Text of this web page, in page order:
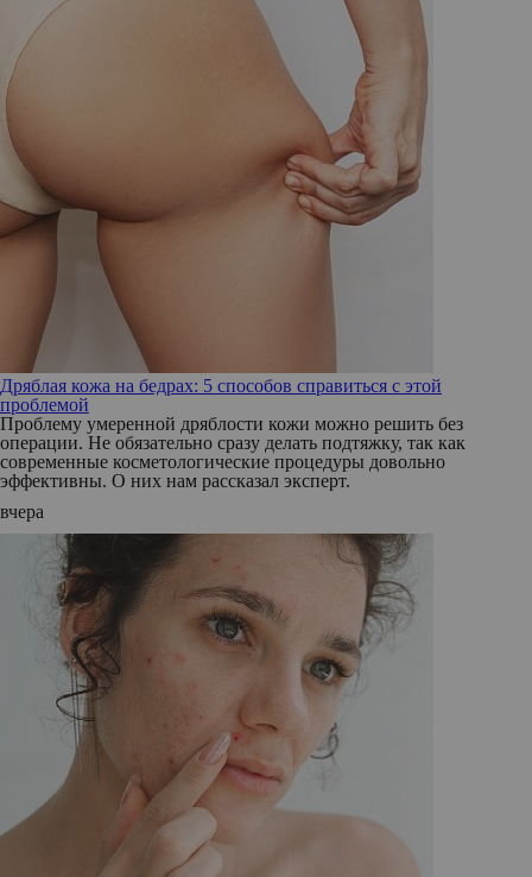
Дряблая кожа на бедрах: 5 способов справиться с этой
проблемой
Проблему умеренной дряблости кожи можно решить без
операции. Не обязательно сразу делать подтяжку, так как
современные косметологические процедуры довольно
эффективны. О них нам рассказал эксперт.
вчера